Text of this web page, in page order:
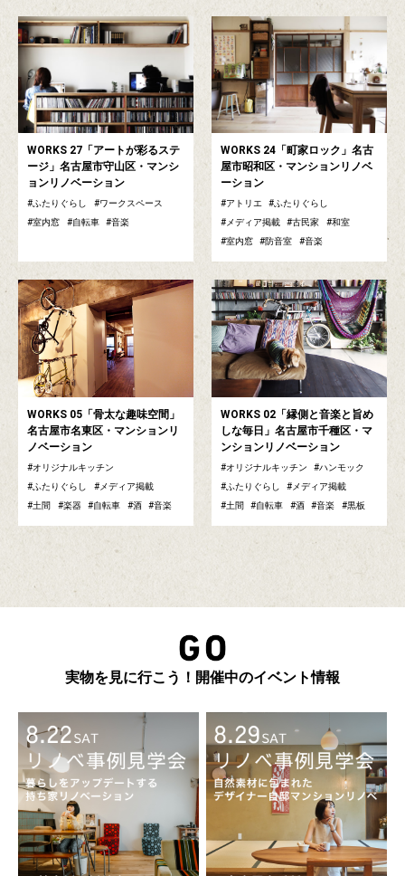
WORKS 27「アートが彩るステ
ージ」名古屋市守山区・マンシ
ョンリノベーション
ふたりぐらし
ワークスペース
室内窓
自転車 音楽
WORKS 24「町家ロック」名古
屋市昭和区・マンションリノベ
ーション
アトリエ
ふたりぐらし
メディア掲載
古民家
和室
室内窓
防音室 音楽
WORKS 05「骨太な趣味空間」
名古屋市名東区・マンションリ
ノベーション
オリジナルキッチン
ふたりぐらし
メディア掲載
土間
楽器 自転車 酒 音楽
WORKS 02「縁側と音楽と旨め
しな毎日」名古屋市千種区・マ
ンションリノベーション
オリジナルキッチン
ハンモック
ふたりぐらし
メディア掲載
土間
自転車 酒 音楽 黒板
実物を見に行こう！開催中のイベント情報